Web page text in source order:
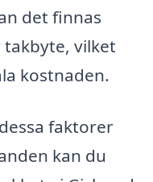
det finnas
vilket
kostnaden.
faktorer
kan du